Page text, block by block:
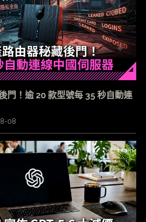
門！逾 20 款型號每 35 秒自動連
08